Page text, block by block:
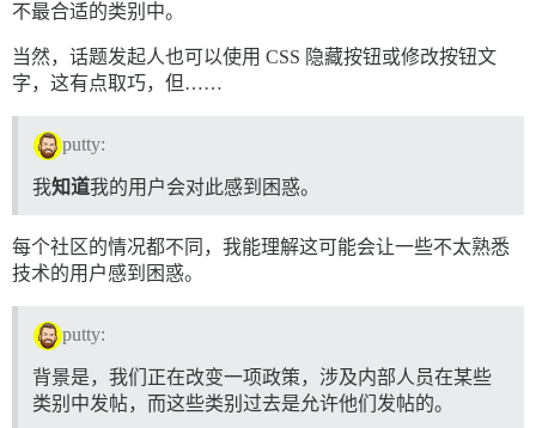
不最合适的类别中。
当然，话题发起人也可以使用 CSS 隐藏按钮或修改按钮文
字，这有点取巧，但……
putty:
我知道我的用户会对此感到困惑。
每个社区的情况都不同，我能理解这可能会让一些不太熟悉
技术的用户感到困惑。
putty:
背景是，我们正在改变一项政策，涉及内部人员在某些
类别中发帖，而这些类别过去是允许他们发帖的。